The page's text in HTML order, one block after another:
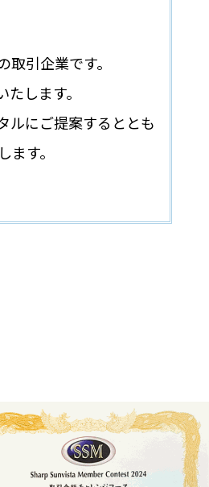
引企業です。
します。
ルにご提案するととも
す。